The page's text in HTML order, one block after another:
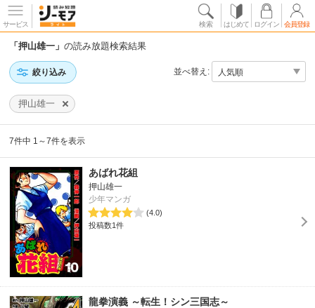
サービス 検索 はじめて ログイン 会員登録
「押山雄一」の読み放題検索結果
絞り込み 並べ替え:
押山雄一
7件中 1～7件を表示
あばれ花組
押山雄一
少年マンガ
(4.0)
投稿数1件
龍拳演義 ～転生！シン三国志～